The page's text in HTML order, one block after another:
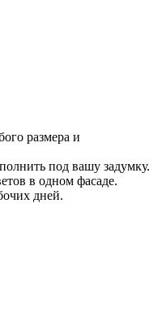
размера и
под вашу задумку.
в одном фасаде.
дней.